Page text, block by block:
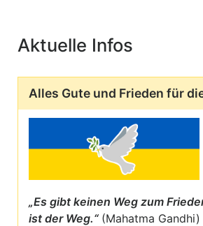
Aktuelle Infos
Alles Gute und Frieden für
„Es gibt keinen Weg zum
ist der Weg.“ (Mahatma Gandhi)